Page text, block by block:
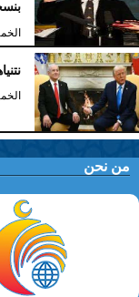
الخميس، 8
الخميس،
من نحن